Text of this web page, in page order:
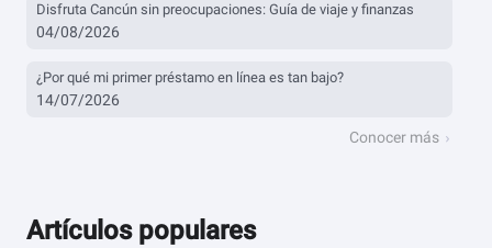
Disfruta Cancún sin preocupaciones: Guía de viaje y finanzas
04/08/2026
¿Por qué mi primer préstamo en línea es tan bajo?
14/07/2026
Conocer más
Artículos populares